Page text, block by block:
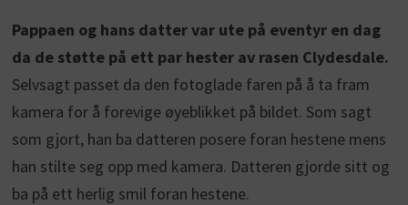
Pappaen og hans datter var ute på eventyr en dag
da de støtte på ett par hester av rasen Clydesdale.
Selvsagt passet da den fotoglade faren på å ta fram
kamera for å forevige øyeblikket på bildet. Som sagt
som gjort, han ba datteren posere foran hestene mens
han stilte seg opp med kamera. Datteren gjorde sitt og
ba på ett herlig smil foran hestene.